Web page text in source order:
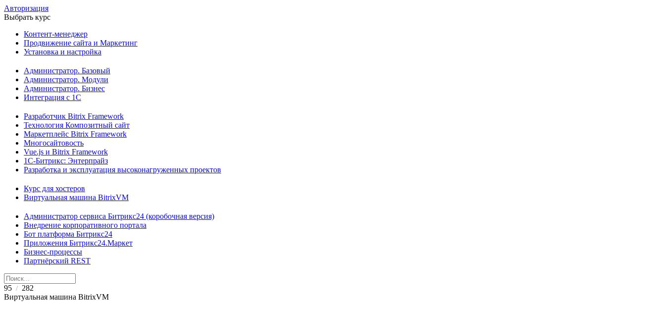
Авторизация
Выбрать курс
Контент-менеджер
Продвижение сайта и Маркетинг
Установка и настройка
Администратор. Базовый
Администратор. Модули
Администратор. Бизнес
Интеграция с 1С
Разработчик Bitrix Framework
Технология Композитный сайт
Маркетплейс Bitrix Framework
Многосайтовость
Vue.js и Bitrix Framework
1С-Битрикс: Энтерпрайз
Разработка и эксплуатация высоконагруженных проектов
Курс для хостеров
Виртуальная машина BitrixVM
Администратор сервиса Битрикс24 (коробочная версия)
Внедрение корпоративного портала
Бот платформа Битрикс24
Приложения Битрикс24.Маркет
Бизнес-процессы
Партнёрский REST
95 / 282
Виртуальная машина BitrixVM